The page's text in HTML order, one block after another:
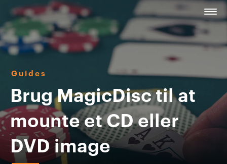
Guides
Brug MagicDisc til at
mounte et CD eller
DVD image